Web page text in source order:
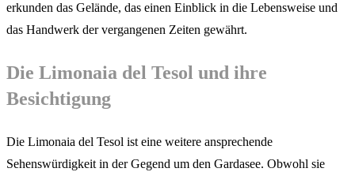
erkunden das Gelände, das einen Einblick in die Lebensweise und
das Handwerk der vergangenen Zeiten gewährt.
Die Limonaia del Tesol und ihre
Besichtigung
Die Limonaia del Tesol ist eine weitere ansprechende
Sehenswürdigkeit in der Gegend um den Gardasee. Obwohl sie